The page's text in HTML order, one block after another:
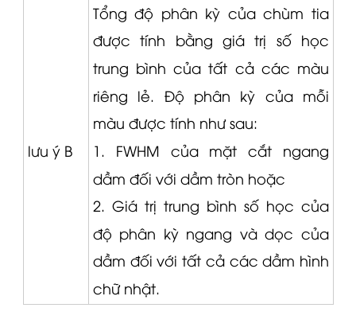
lưu ý B
Tổng độ phân kỳ của chùm tia
được tính bằng giá trị số học
trung bình của tất cả các màu
riêng lẻ. Độ phân kỳ của mỗi
màu được tính như sau:
1. FWHM của mặt cắt ngang
dầm đối với dầm tròn hoặc
2. Giá trị trung bình số học của
độ phân kỳ ngang và dọc của
dầm đối với tất cả các dầm hình
chữ nhật.